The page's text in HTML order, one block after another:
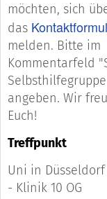
möchten, sich
das
melden. Bitte im
Kommentarfeld
angeben. Wir
Euch!
Treffpunkt
Uni in
- Klinik 10 OG